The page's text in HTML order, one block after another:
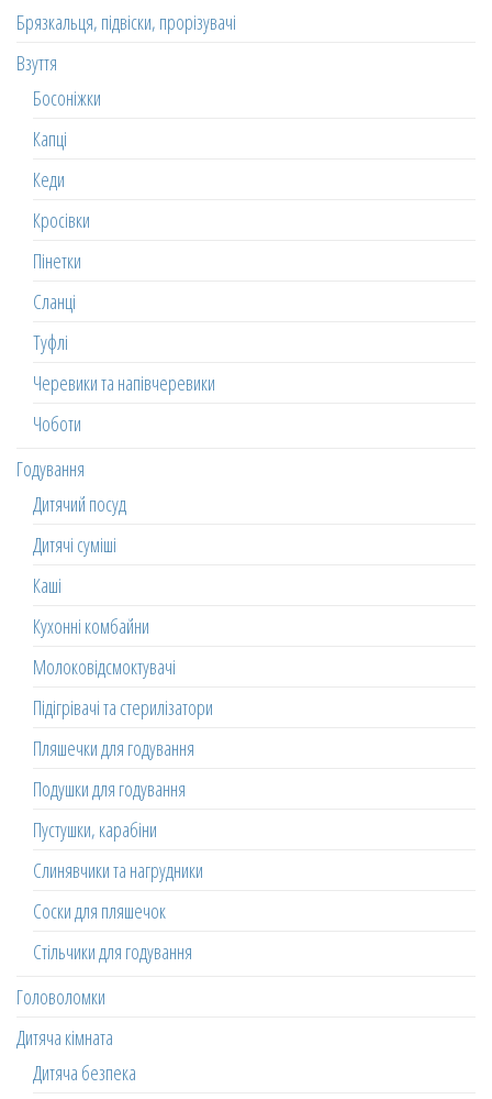
Брязкальця, підвіски, прорізувачі
Взуття
Босоніжки
Капці
Кеди
Кросівки
Пінетки
Сланці
Туфлі
Черевики та напівчеревики
Чоботи
Годування
Дитячий посуд
Дитячі суміші
Каші
Кухонні комбайни
Молоковідсмоктувачі
Підігрівачі та стерилізатори
Пляшечки для годування
Подушки для годування
Пустушки, карабіни
Слинявчики та нагрудники
Соски для пляшечок
Стільчики для годування
Головоломки
Дитяча кімната
Дитяча безпека